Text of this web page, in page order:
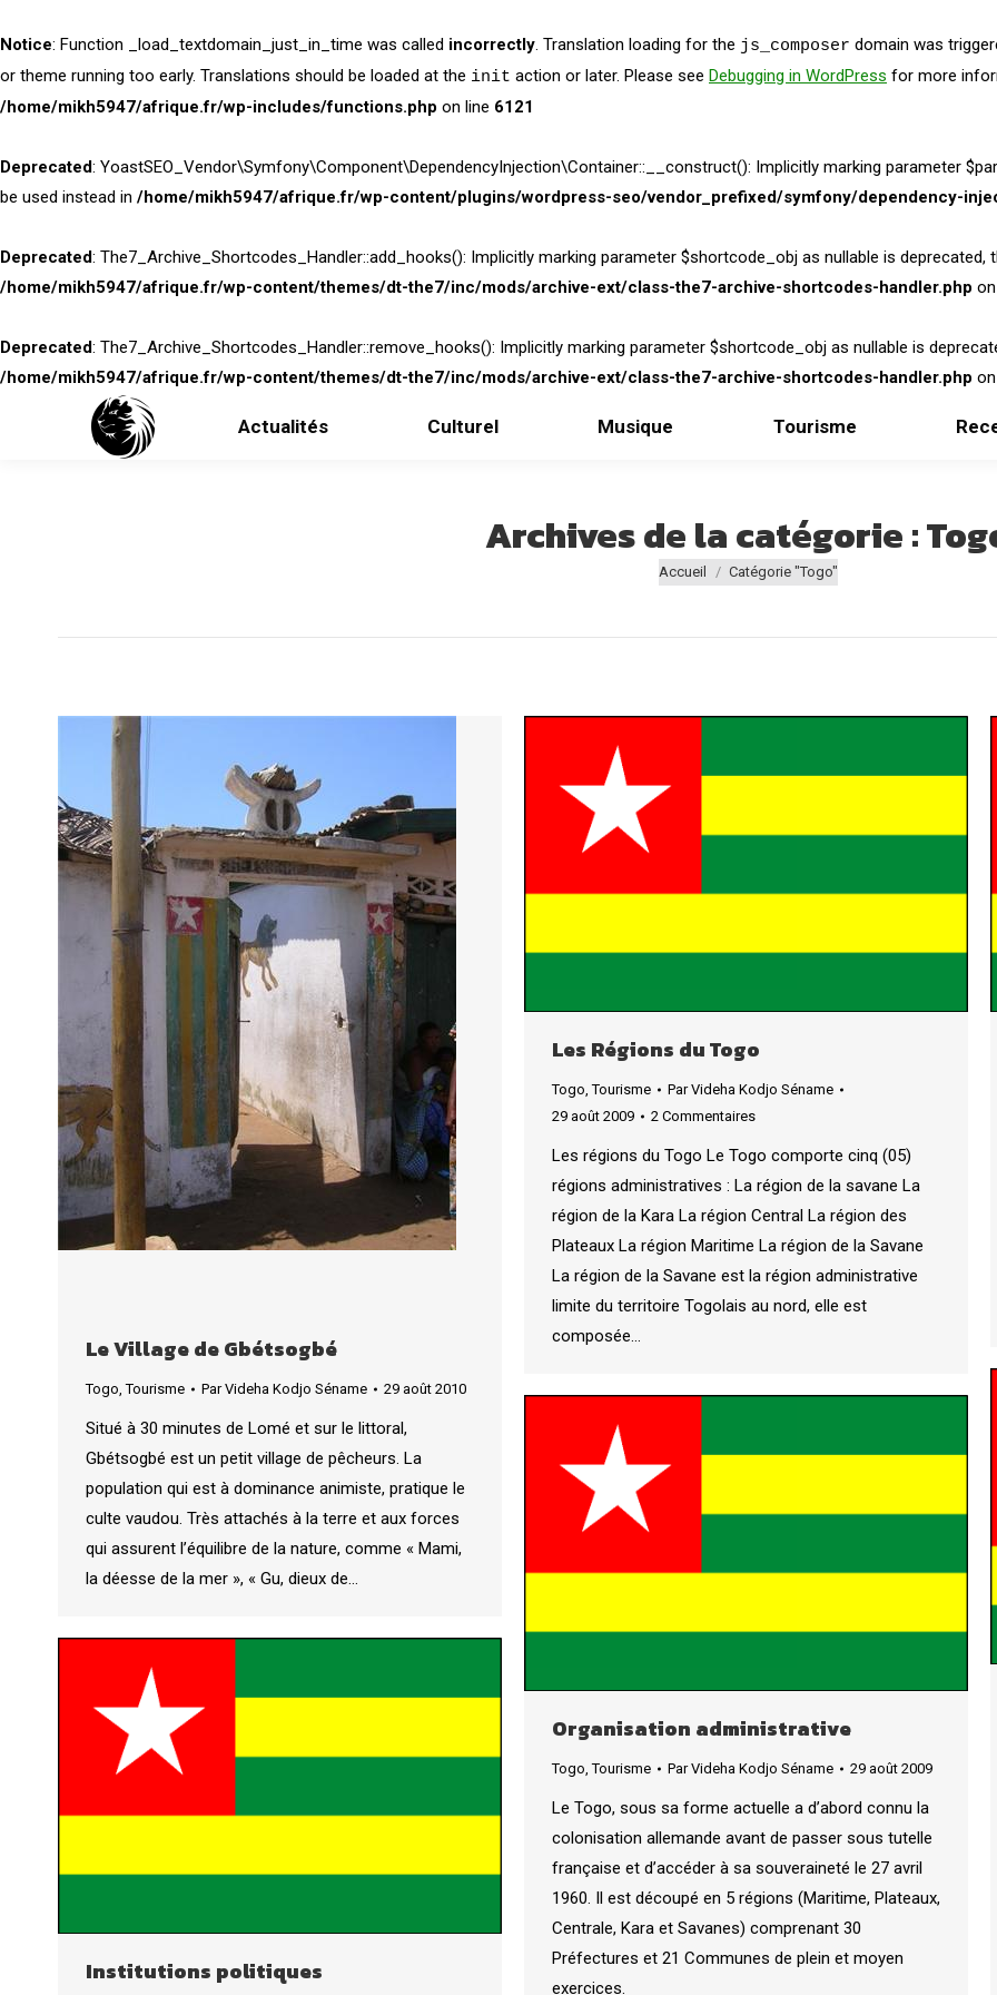
Notice: Function _load_textdomain_just_in_time was called incorrectly. Translation loading for the js_composer domain was
or theme running too early. Translations should be loaded at the init action or later. Please see Debugging in WordPress for more
/home/mikh5947/afrique.fr/wp-includes/functions.php on line 6121
Deprecated: YoastSEO_Vendor\Symfony\Component\DependencyInjection\Container::__construct(): Implicitly marking parameter
be used instead in /home/mikh5947/afrique.fr/wp-content/plugins/wordpress-seo/vendor_prefixed/symfony/dependency-
Deprecated: The7_Archive_Shortcodes_Handler::add_hooks(): Implicitly marking parameter $shortcode_obj as nullable is deprecated,
/home/mikh5947/afrique.fr/wp-content/themes/dt-the7/inc/mods/archive-ext/class-the7-archive-shortcodes-handler.php
Deprecated: The7_Archive_Shortcodes_Handler::remove_hooks(): Implicitly marking parameter $shortcode_obj as nullable is
/home/mikh5947/afrique.fr/wp-content/themes/dt-the7/inc/mods/archive-ext/class-the7-archive-shortcodes-handler.php
Actualités Culturel Musique Tourisme
Archives de la catégorie :
Vous êtes ici :
Accueil Catégorie "Togo"
Le Village de Gbétsogbé
Togo ,Tourisme ParVideha Kodjo Séname 29 août 2010
Situé à 30 minutes de Lomé et sur le littoral,
Gbétsogbé est un petit village de pêcheurs. La
population qui est à dominance animiste, pratique le
culte vaudou. Très attachés à la terre et aux forces
qui assurent l’équilibre de la nature, comme « Mami,
la déesse de la mer », « Gu, dieux de…
Les Régions du Togo
Togo ,Tourisme ParVideha Kodjo Séname
29 août 2009
2 Commentaires
Les régions du Togo Le Togo comporte cinq (05)
régions administratives : La région de la savane La
région de la Kara La région Central La région des
Plateaux La région Maritime La région de la Savane
La région de la Savane est la région administrative
limite du territoire Togolais au nord, elle est
composée…
Organisation administrative
Togo ,Tourisme ParVideha Kodjo Séname 29 août 2009
Le Togo, sous sa forme actuelle a d’abord connu la
colonisation allemande avant de passer sous tutelle
française et d’accéder à sa souveraineté le 27 avril
1960. Il est découpé en 5 régions (Maritime, Plateaux,
Centrale, Kara et Savanes) comprenant 30
Préfectures et 21 Communes de plein et moyen
exercices.
Institutions politiques